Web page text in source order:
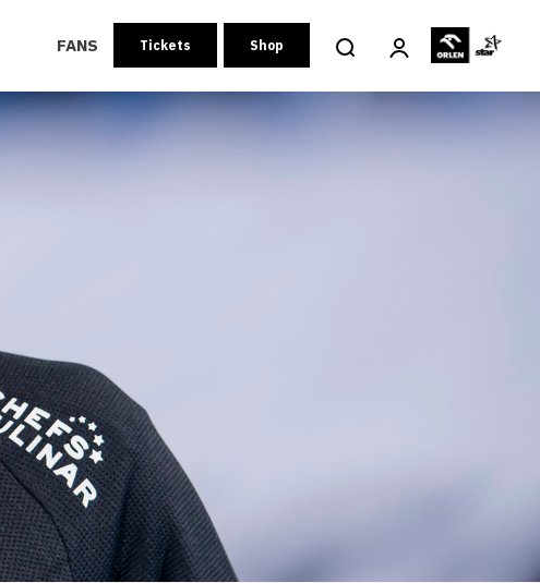
FANS Tickets Shop